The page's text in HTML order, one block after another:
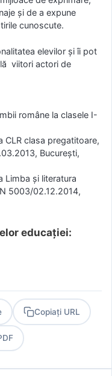
și de a expune
cunoscute.
elevilor şi îi pot
viitori actori de
române la clasele I-
CLR clasa pregatitoare,
Bucureşti,
Limba şi literatura
5003/02.12.2014,
educației:
Copiați URL